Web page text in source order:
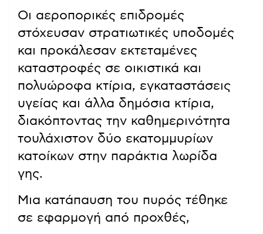
Οι αεροπορικές επιδρομές
στόχευσαν στρατιωτικές υποδομές
και προκάλεσαν εκτεταμένες
καταστροφές σε οικιστικά και
πολυώροφα κτίρια, εγκαταστάσεις
υγείας και άλλα δημόσια κτίρια,
διακόπτοντας την καθημερινότητα
τουλάχιστον δύο εκατομμυρίων
κατοίκων στην παράκτια λωρίδα
γης.
Μια κατάπαυση του πυρός τέθηκε
σε εφαρμογή από προχθές,